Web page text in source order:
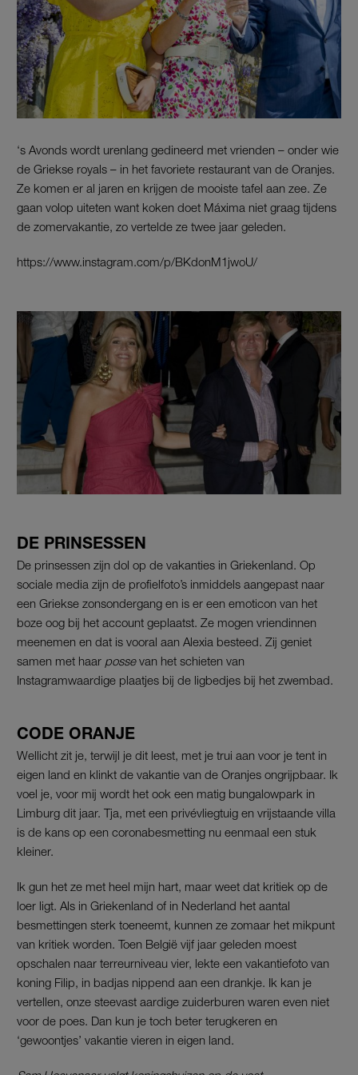
‘s Avonds wordt urenlang gedineerd met vrienden – onder wie
de Griekse royals – in het favoriete restaurant van de Oranjes.
Ze komen er al jaren en krijgen de mooiste tafel aan zee. Ze
gaan volop uiteten want koken doet Máxima niet graag tijdens
de zomervakantie, zo vertelde ze twee jaar geleden.
https://www.instagram.com/p/BKdonM1jwoU/
DE PRINSESSEN
De prinsessen zijn dol op de vakanties in Griekenland. Op
sociale media zijn de profielfoto’s inmiddels aangepast naar
een Griekse zonsondergang en is er een emoticon van het
boze oog bij het account geplaatst. Ze mogen vriendinnen
meenemen en dat is vooral aan Alexia besteed. Zij geniet
samen met haar possevan het schieten van
Instagramwaardige plaatjes bij de ligbedjes bij het zwembad.
CODE ORANJE
Wellicht zit je, terwijl je dit leest, met je trui aan voor je tent in
eigen land en klinkt de vakantie van de Oranjes ongrijpbaar. Ik
voel je, voor mij wordt het ook een matig bungalowpark in
Limburg dit jaar. Tja, met een privévliegtuig en vrijstaande villa
is de kans op een coronabesmetting nu eenmaal een stuk
kleiner.
Ik gun het ze met heel mijn hart, maar weet dat kritiek op de
loer ligt. Als in Griekenland of in Nederland het aantal
besmettingen sterk toeneemt, kunnen ze zomaar het mikpunt
van kritiek worden. Toen België vijf jaar geleden moest
opschalen naar terreurniveau vier, lekte een vakantiefoto van
koning Filip, in badjas nippend aan een drankje. Ik kan je
vertellen, onze steevast aardige zuiderburen waren even niet
voor de poes. Dan kun je toch beter terugkeren en
‘gewoontjes’ vakantie vieren in eigen land.